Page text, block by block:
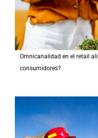
Omnicanalidad en el retail
consumidores?